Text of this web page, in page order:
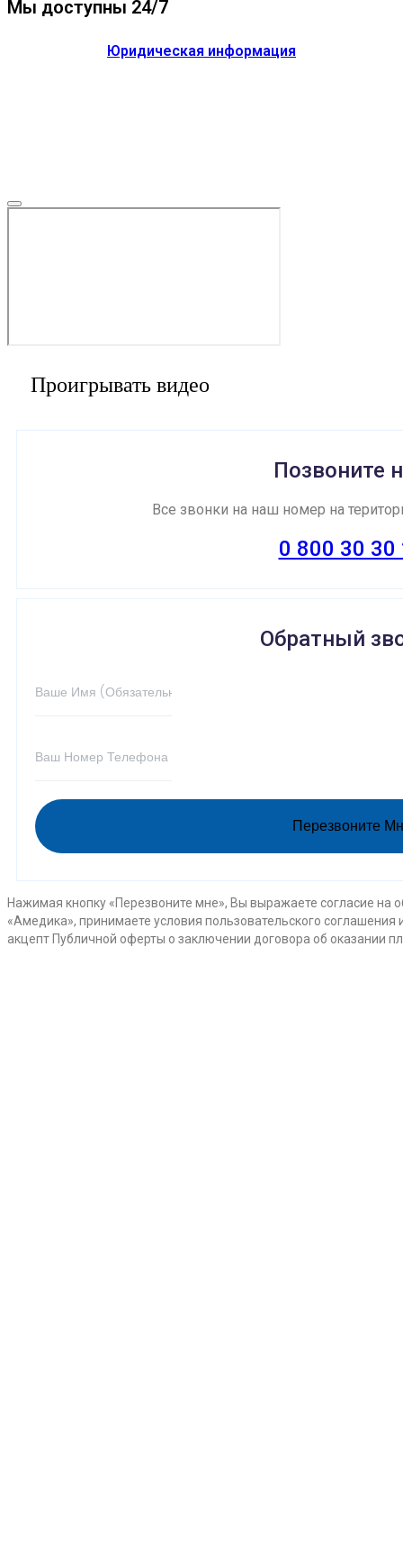
Мы доступны 24/7
Юридическая информация
Проигрывать видео
Позвоните
Все звонки на наш номер на
0 800 30 30
Обратный
Перезвоните
Нажимая кнопку «Перезвоните мне», Вы выражаете согласие на
«Амедика», принимаете условия пользовательского
акцепт Публичной оферты о заключении договора об оказании